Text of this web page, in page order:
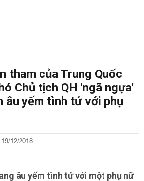
tham của Trung Quốc
Chủ tịch QH 'ngã ngựa'
âu yếm tình tứ với phụ
12/2018
âu yếm tình tứ với một phụ nữ